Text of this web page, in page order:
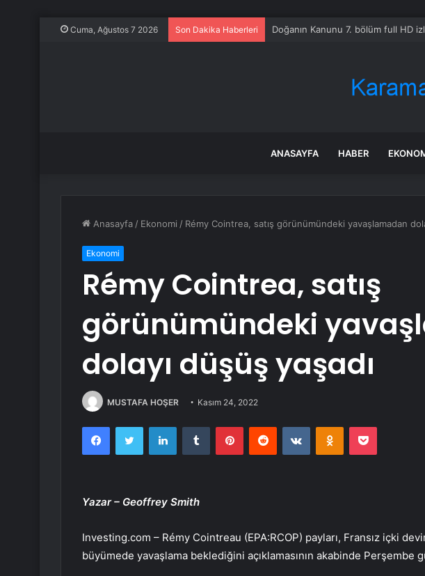
Cuma, Ağustos 7 2026 Son Dakika Haberleri Doğanın Kanunu 7. bölüm full HD
ANASAYFA HABER
Anasayfa / Ekonomi / Rémy Cointrea, satış görünümündeki yavaşlamadan
Ekonomi
Rémy Cointrea, satış
görünümündeki
dolayı düşüş yaşadı
MUSTAFA HOŞER Kasım 24, 2022
FacebookTwitter LinkedInTumblr PinterestReddit VKontakteOdnoklassniki
Pocket
Yazar – Geoffrey Smith
Investing.com – Rémy Cointreau (EPA:RCOP) payları, Fransız içki
büyümede yavaşlama beklediğini açıklamasının akabinde Perşembe